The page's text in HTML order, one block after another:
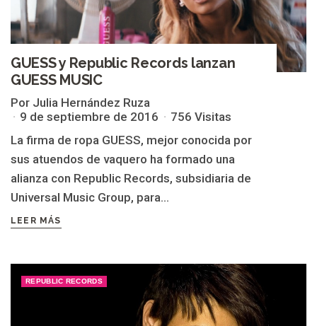
GUESS y Republic Records lanzan
GUESS MUSIC
Por Julia Hernández Ruza
9 de septiembre de 2016
756 Visitas
La firma de ropa GUESS, mejor conocida por
sus atuendos de vaquero ha formado una
alianza con Republic Records, subsidiaria de
Universal Music Group, para...
LEER MÁS
REPUBLIC RECORDS